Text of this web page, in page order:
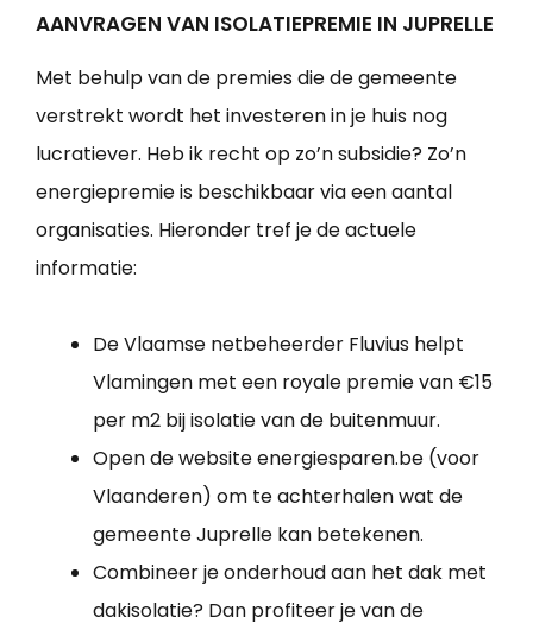
AANVRAGEN VAN ISOLATIEPREMIE IN JUPRELLE
Met behulp van de premies die de gemeente
verstrekt wordt het investeren in je huis nog
lucratiever. Heb ik recht op zo’n subsidie? Zo’n
energiepremie is beschikbaar via een aantal
organisaties. Hieronder tref je de actuele
informatie:
De Vlaamse netbeheerder Fluvius helpt
Vlamingen met een royale premie van €15
per m2 bij isolatie van de buitenmuur.
Open de website energiesparen.be (voor
Vlaanderen) om te achterhalen wat de
gemeente Juprelle kan betekenen.
Combineer je onderhoud aan het dak met
dakisolatie? Dan profiteer je van de